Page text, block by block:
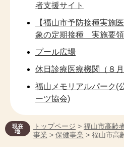
者支援サイト
【福山市予防接種実施
象の定期接種 実施要
プール広場
休日診療医療機関（８
福山メモリアルパーク(
ーツ協会)
現在
地
トップページ > 福山市高齢
事業 > 保健事業 > 福山市高